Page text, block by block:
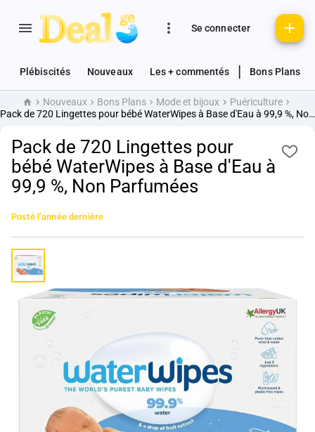
Se connecter
Plébiscités Nouveaux Les + commentés Bons Plans
AccueilNouveaux Bons Plans Mode et bijoux
Puériculture
Pack de 720 Lingettes pour bébé WaterWipes à Base d'Eau à 99,9 %, Non Parfumées
Pack de 720 Lingettes pour
bébé WaterWipes à Base d'Eau à
99,9 %, Non Parfumées
Posté l’année dernière